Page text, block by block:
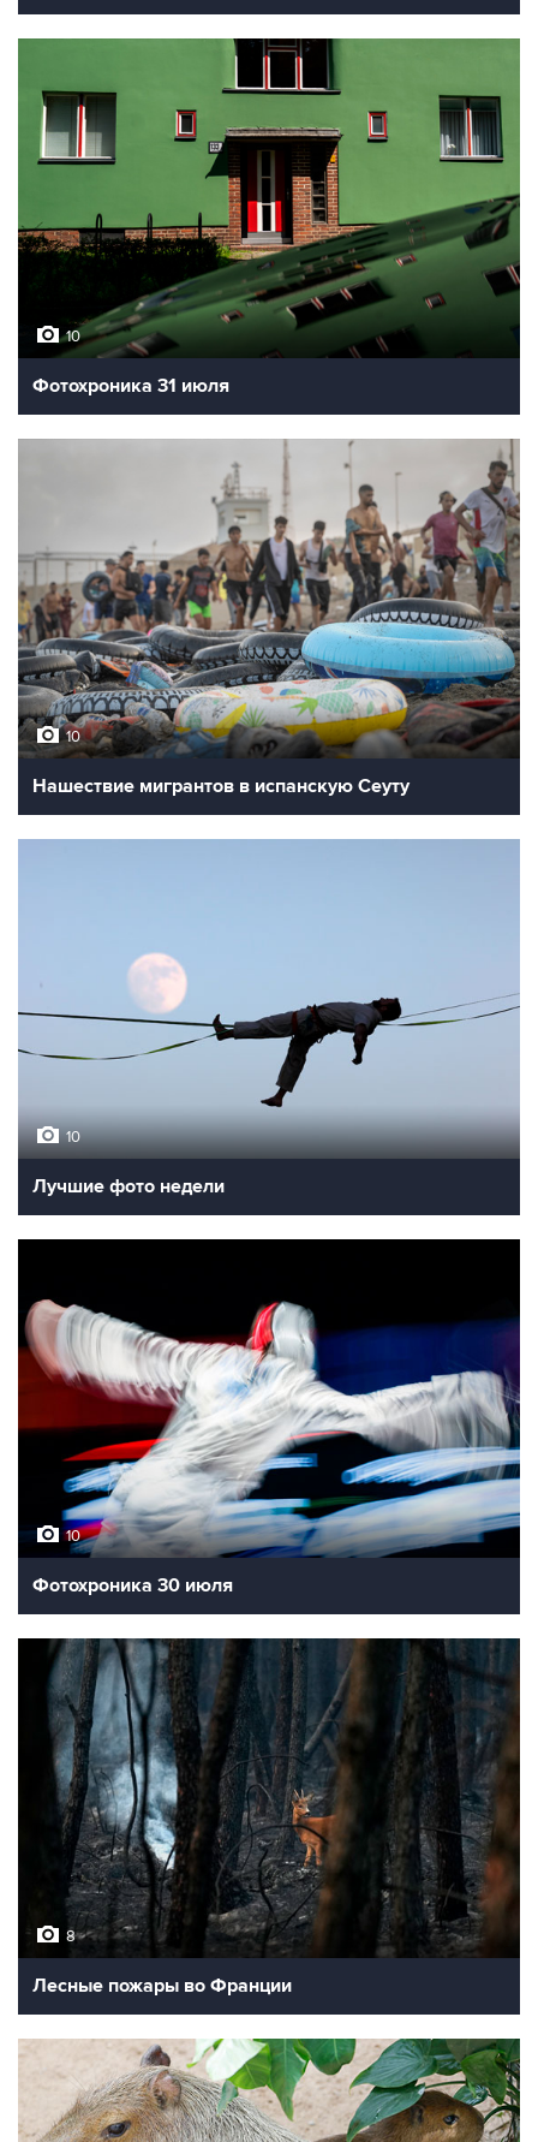
10
Фотохроника 31 июля
10
Нашествие мигрантов в испанскую Сеуту
10
Лучшие фото недели
10
Фотохроника 30 июля
8
Лесные пожары во Франции